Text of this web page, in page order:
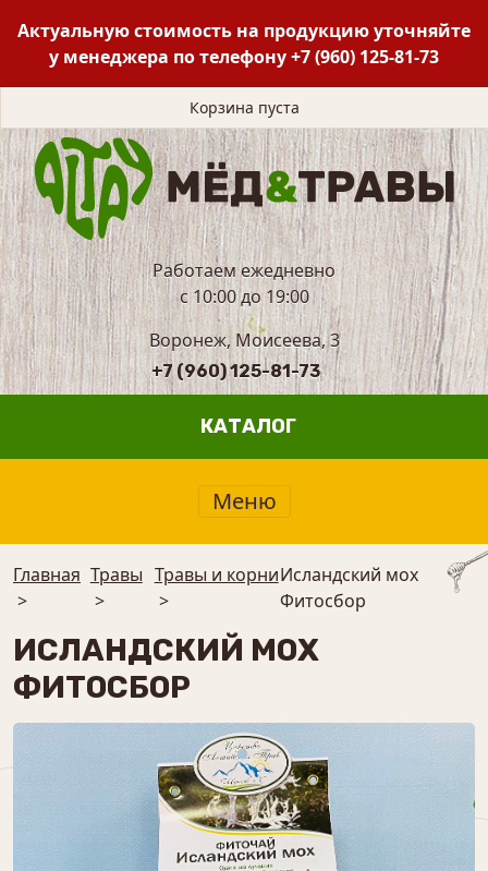
Актуальную стоимость на продукцию уточняйте
у менеджера по телефону+7 (960) 125-81-73
Корзина пуста
Работаем ежедневно
с 10:00 до 19:00
Воронеж, Моисеева, 3
+7 (960) 125-81-73
КАТАЛОГ
Меню
Главная
>
Травы
>
Травы и корни
>
Исландский мох
Фитосбор
ИСЛАНДСКИЙ МОХ
ФИТОСБОР